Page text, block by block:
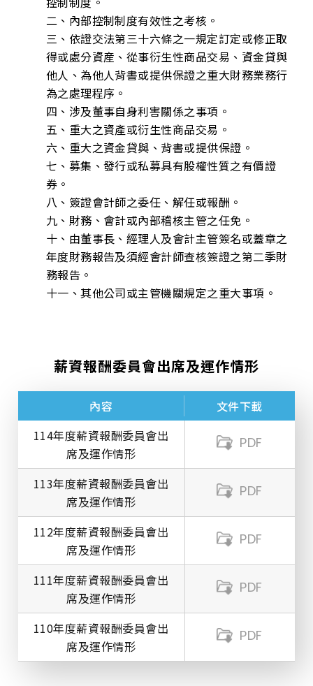
二、內部控制制度有效性之考核。
三、依證交法第三十六條之一規定訂定或修正取
得或處分資産、從事衍生性商品交易、資金貸與
他人、為他人背書或提供保證之重大財務業務行
為之處理程序。
四、涉及董事自身利害關係之事項。
五、重大之資產或衍生性商品交易。
六、重大之資金貸與、背書或提供保證。
七、募集、發行或私募具有股權性質之有價證
券。
八、簽證會計師之委任、解任或報酬。
九、財務、會計或內部稽核主管之任免。
十、由董事長、經理人及會計主管簽名或蓋章之
年度財務報告及須經會計師查核簽證之第二季財
務報告。
十一、其他公司或主管機關規定之重大事項。
薪資報酬委員會出席及運作情形
內容
文件下載
114年度薪資報酬委員會出
席及運作情形
PDF
113年度薪資報酬委員會出
席及運作情形
PDF
112年度薪資報酬委員會出
席及運作情形
PDF
111年度薪資報酬委員會出
席及運作情形
PDF
110年度薪資報酬委員會出
席及運作情形
PDF